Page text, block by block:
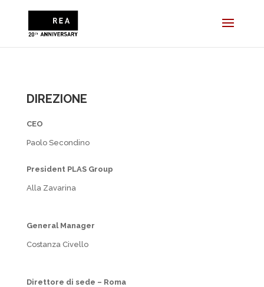
DIREZIONE
CEO
Paolo Secondino
President PLAS Group
Alla Zavarina
General Manager
Costanza Civello
Direttore di sede – Roma